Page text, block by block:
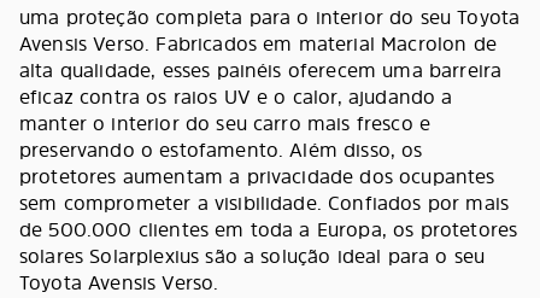
uma proteção completa para o interior do seu Toyota
Avensis Verso. Fabricados em material Macrolon de
alta qualidade, esses painéis oferecem uma barreira
eficaz contra os raios UV e o calor, ajudando a
manter o interior do seu carro mais fresco e
preservando o estofamento. Além disso, os
protetores aumentam a privacidade dos ocupantes
sem comprometer a visibilidade. Confiados por mais
de 500.000 clientes em toda a Europa, os protetores
solares Solarplexius são a solução ideal para o seu
Toyota Avensis Verso.